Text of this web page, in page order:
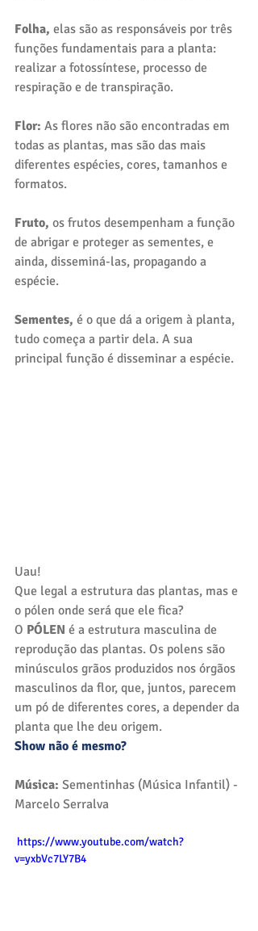
Folha, elas são as responsáveis por três
funções fundamentais para a planta:
realizar a fotossíntese, processo de
respiração e de transpiração.
Flor: As flores não são encontradas em
todas as plantas, mas são das mais
diferentes espécies, cores, tamanhos e
formatos.
Fruto, os frutos desempenham a função
de abrigar e proteger as sementes, e
ainda, disseminá-las, propagando a
espécie.
Sementes, é o que dá a origem à planta,
tudo começa a partir dela. A sua
principal função é disseminar a espécie.
Uau!
Que legal a estrutura das plantas, mas e
o pólen onde será que ele fica?
O PÓLEN é a estrutura masculina de
reprodução das plantas. Os polens são
minúsculos grãos produzidos nos órgãos
masculinos da flor, que, juntos, parecem
um pó de diferentes cores, a depender da
planta que lhe deu origem.
Show não é mesmo?
Música: Sementinhas (Música Infantil) -
Marcelo Serralva
v=yxbVc7LY7B4